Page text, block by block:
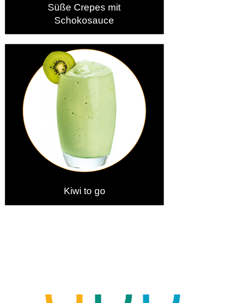
Süße Crepes mit
Schokosauce
Kiwi to go